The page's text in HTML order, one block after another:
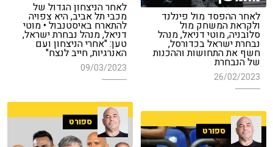
לאחר הניצחון הגדול של
מכבי תל אביב, היא צפויה
להתארח באיסטנבול • מוטי
דניאל, מנהל נבחרת ישראל,
טען: "אחרי הניצחון ועם
האנרגיות, חייב לנצח"
09/03/2023
לאחר ההפסד מול פינלנד
ולקראת המשחק מול
סלובניה, מוטי דניאל, מנהל
נבחרת ישראל בכדורסל,
חשף את התחושות וההכנות
של הנבחרת
26/02/2023
ספורט
ספורט